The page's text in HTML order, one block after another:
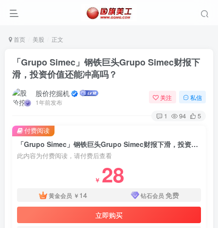
首页 美股 正文
「Grupo Simec」钢铁巨头Grupo Simec财报下
滑，投资价值还能冲高吗？
股价挖掘机
1年前发布
关注 私信
1 94 5
「Grupo Simec」钢铁巨头Grupo Simec财报下滑，投资价值还能冲高吗？
此内容为付费阅读，请付费后查看
￥ 28
黄金会员 ￥ 14 钻石会员 免费
立即购买
付费阅读